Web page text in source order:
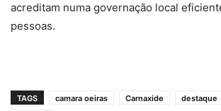
acreditam numa governação local
pessoas.
TAGS camara oeiras Carnaxide destaque